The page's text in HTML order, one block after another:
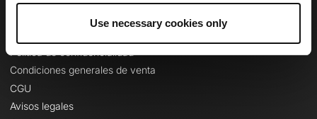
Use necessary cookies only
Información legal
Política de confidencialidad
Condiciones generales de venta
CGU
Avisos legales